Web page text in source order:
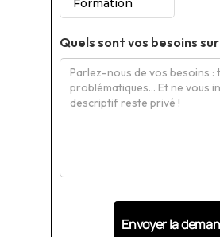
Formation
Quels sont vos besoins sur